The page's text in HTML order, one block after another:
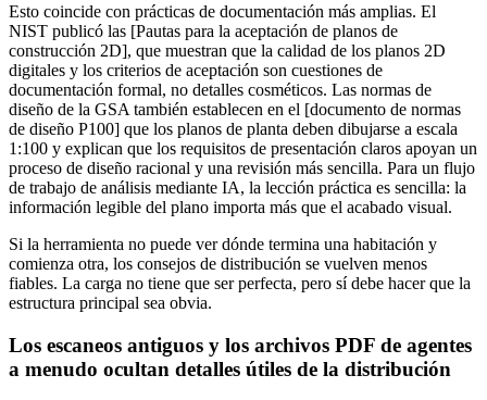
Esto coincide con prácticas de documentación más amplias. El
NIST publicó las [Pautas para la aceptación de planos de
construcción 2D], que muestran que la calidad de los planos 2D
digitales y los criterios de aceptación son cuestiones de
documentación formal, no detalles cosméticos. Las normas de
diseño de la GSA también establecen en el [documento de normas
de diseño P100] que los planos de planta deben dibujarse a escala
1:100 y explican que los requisitos de presentación claros apoyan un
proceso de diseño racional y una revisión más sencilla. Para un flujo
de trabajo de análisis mediante IA, la lección práctica es sencilla: la
información legible del plano importa más que el acabado visual.
Si la herramienta no puede ver dónde termina una habitación y
comienza otra, los consejos de distribución se vuelven menos
fiables. La carga no tiene que ser perfecta, pero sí debe hacer que la
estructura principal sea obvia.
Los escaneos antiguos y los archivos PDF de agentes
a menudo ocultan detalles útiles de la distribución